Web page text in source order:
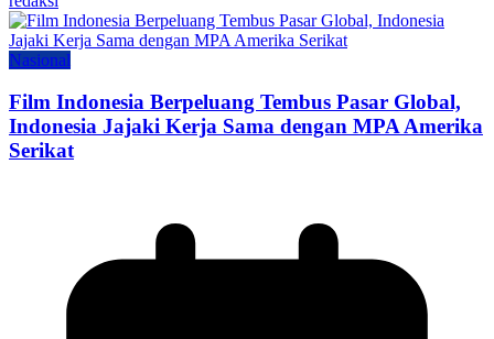
Nasional
Film Indonesia Berpeluang Tembus Pasar Global,
Indonesia Jajaki Kerja Sama dengan MPA Amerika
Serikat